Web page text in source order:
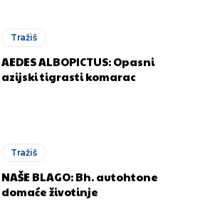
Tražiš
AEDES ALBOPICTUS: Opasni
azijski tigrasti komarac
Tražiš
NAŠE BLAGO: Bh. autohtone
domaće životinje